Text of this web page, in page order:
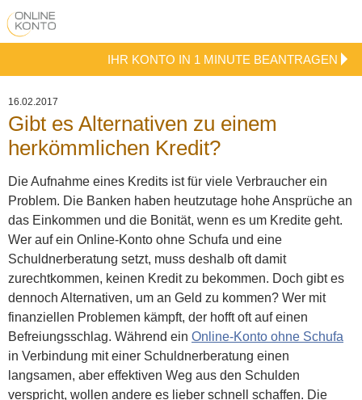
IHR KONTO IN 1 MINUTE BEANTRAGEN
16.02.2017
Gibt es Alternativen zu einem
herkömmlichen Kredit?
Die Aufnahme eines Kredits ist für viele Verbraucher ein
Problem. Die Banken haben heutzutage hohe Ansprüche an
das Einkommen und die Bonität, wenn es um Kredite geht.
Wer auf ein Online-Konto ohne Schufa und eine
Schuldnerberatung setzt, muss deshalb oft damit
zurechtkommen, keinen Kredit zu bekommen. Doch gibt es
dennoch Alternativen, um an Geld zu kommen? Wer mit
finanziellen Problemen kämpft, der hofft oft auf einen
Befreiungsschlag. Während ein Online-Konto ohne Schufa
in Verbindung mit einer Schuldnerberatung einen
langsamen, aber effektiven Weg aus den Schulden
verspricht, wollen andere es lieber schnell schaffen. Die